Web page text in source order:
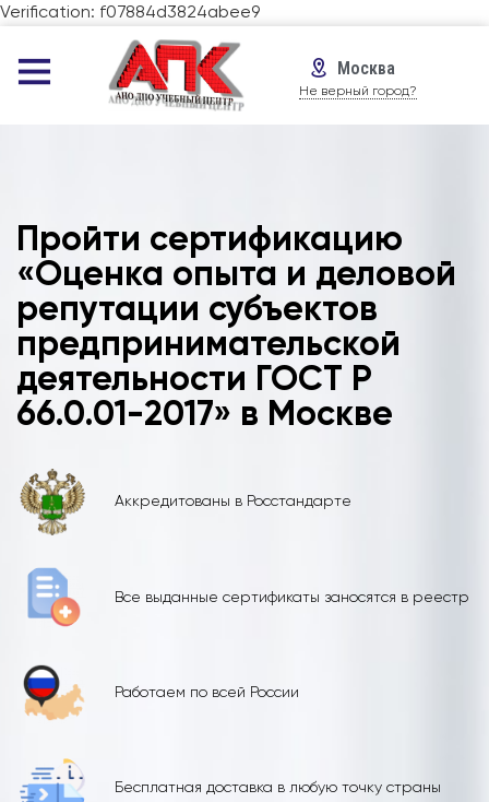
Verification: f07884d3824abee9
Москва
Не верный город?
Пройти сертификацию
«Оценка опыта и деловой
репутации субъектов
предпринимательской
деятельности ГОСТ Р
66.0.01-2017» в Москве
Аккредитованы в Росстандарте
Все выданные сертификаты заносятся в реестр
Работаем по всей России
Бесплатная доставка в любую точку страны